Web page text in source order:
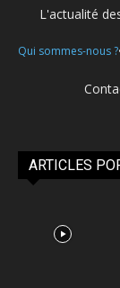
L'actualité
Qui sommes-nous ?
ARTICLES